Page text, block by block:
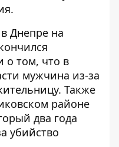
в Днепре на
о том, что в
мужчина из-за
. Также
районе
два года
убийство